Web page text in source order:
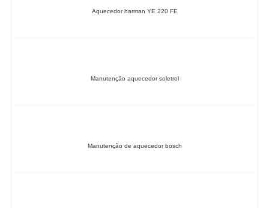
Aquecedor harman YE 220 FE
Manutenção aquecedor soletrol
Manutenção de aquecedor bosch